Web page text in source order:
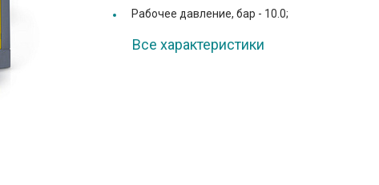
Рабочее давление, бар - 10.0;
Все характеристики